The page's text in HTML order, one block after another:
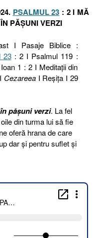
PSALMUL 23 : 2 I MĂ
PĂȘUNI VERZI
I Pasaje Biblice :
23: 2 I Psalmul 119 :
1 : 2 I Meditaţii din
CezareeaI Reşiţa I 29
pășuni verzi. La fel
din turma lui să fie
oferă hrana de care
dar și pentru suflet și